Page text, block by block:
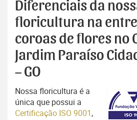
Diferenciais da
floricultura na
coroas de flores no
Jardim Paraíso
– GO
Nossa floricultura é a
única que possui a
Certificação ISO 9001,